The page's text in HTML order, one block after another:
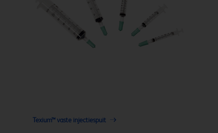
Texium™ vaste injectiespuit